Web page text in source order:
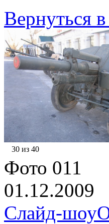
Вернуться
30 из 40
Фото 011
01.12.2009
Слайд-шоу